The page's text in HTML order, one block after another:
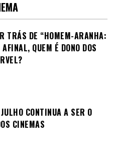
TRÁS DE “HOMEM-ARANHA:
QUEM É DONO DOS
CONTINUA A SER O
CINEMAS